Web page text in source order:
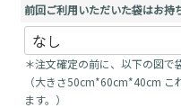
)
前回ご利用いただいた袋はお持
＊注文確定の前に、以下の図で
（大きさ50cm*60cm*40cm こ
ます。）